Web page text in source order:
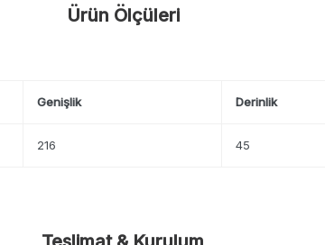
Ürün Ölçüleri
Genişlik Derinlik
216 45